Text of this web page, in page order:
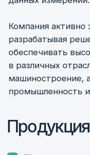
Наш приоритет —
и
взятых на себя
перед
на полную
доставку, качественный
отечественного, так и